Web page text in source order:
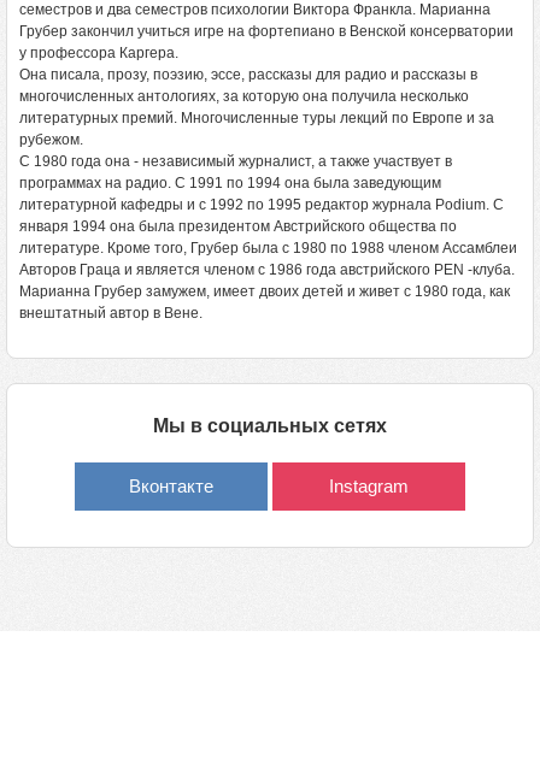
семестров и два семестров психологии Виктора Франкла. Марианна
Грубер закончил учиться игре на фортепиано в Венской консерватории
у профессора Каргера.
Она писала, прозу, поэзию, эссе, рассказы для радио и рассказы в
многочисленных антологиях, за которую она получила несколько
литературных премий. Многочисленные туры лекций по Европе и за
рубежом.
С 1980 года она - независимый журналист, а также участвует в
программах на радио. С 1991 по 1994 она была заведующим
литературной кафедры и с 1992 по 1995 редактор журнала Podium. С
января 1994 она была президентом Австрийского общества по
литературе. Кроме того, Грубер была с 1980 по 1988 членом Ассамблеи
Авторов Граца и является членом с 1986 года австрийского PEN -клуба.
Марианна Грубер замужем, имеет двоих детей и живет с 1980 года, как
внештатный автор в Вене.
Мы в социальных сетях
Вконтакте Instagram